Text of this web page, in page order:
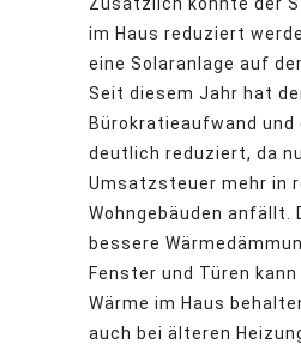
im Haus reduziert
eine Solaranlage auf
Seit diesem Jahr hat
Bürokratieaufwand und
deutlich reduziert, da
Umsatzsteuer mehr in
Wohngebäuden anfällt.
bessere
Fenster und Türen
Wärme im Haus
auch bei älteren